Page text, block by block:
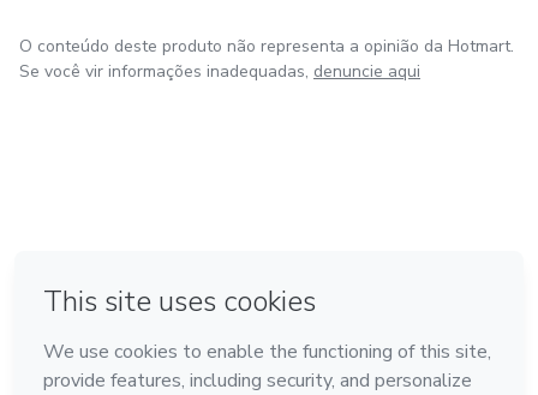
O conteúdo deste produto não representa a opinião da Hotmart.
Se você vir informações inadequadas, denuncie aqui
Feito com ❤ em Bogotá